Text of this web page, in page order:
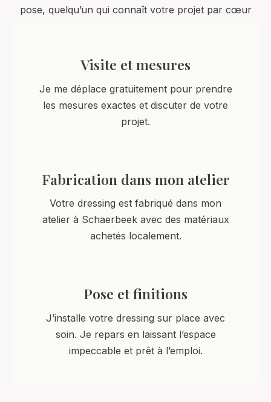
pose, quelqu’un qui connaît votre projet par cœur
parce que c’est lui qui l’a dessiné.
Visite et mesures
Je me déplace gratuitement pour prendre
les mesures exactes et discuter de votre
projet.
Fabrication dans mon atelier
Votre dressing est fabriqué dans mon
atelier à Schaerbeek avec des matériaux
achetés localement.
Pose et finitions
J’installe votre dressing sur place avec
soin. Je repars en laissant l’espace
impeccable et prêt à l’emploi.